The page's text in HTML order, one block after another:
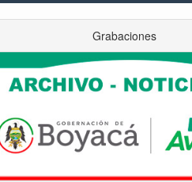
Grabaciones